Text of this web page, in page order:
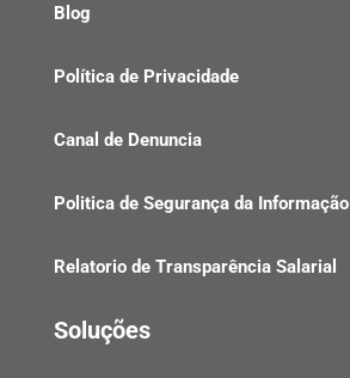
Blog
Política de Privacidade
Canal de Denuncia
Politica de Segurança da Informação
Relatorio de Transparência Salarial
Soluções